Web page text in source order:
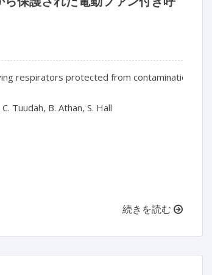
respirators protected from contamination,
Tuudah, B. Athan, S. Hall
続きを読む